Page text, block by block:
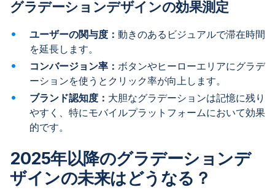
グラデーションデザインの効果測定
ユーザーの関与度： 動きのあるビジュアルで滞在時間
を延長します。
コンバージョン率： ボタンやヒーローエリアにグラデ
ーションを使うとクリック率が向上します。
ブランド認知度： 大胆なグラデーションは記憶に残り
やすく、特にモバイルプラットフォームにおいて効果
的です。
2025年以降のグラデーションデ
ザインの未来はどうなる？